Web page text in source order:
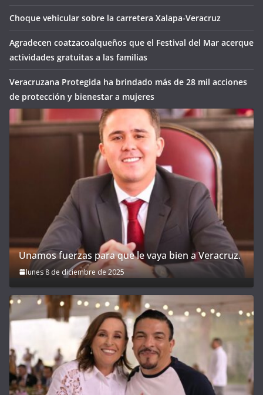
Choque vehicular sobre la carretera Xalapa-Veracruz
Agradecen coatzacoalqueños que el Festival del Mar acerque
actividades gratuitas a las familias
Veracruzana Protegida ha brindado más de 28 mil acciones
de protección y bienestar a mujeres
Unamos fuerzas para que le vaya bien a Veracruz.
lunes 8 de diciembre de 2025